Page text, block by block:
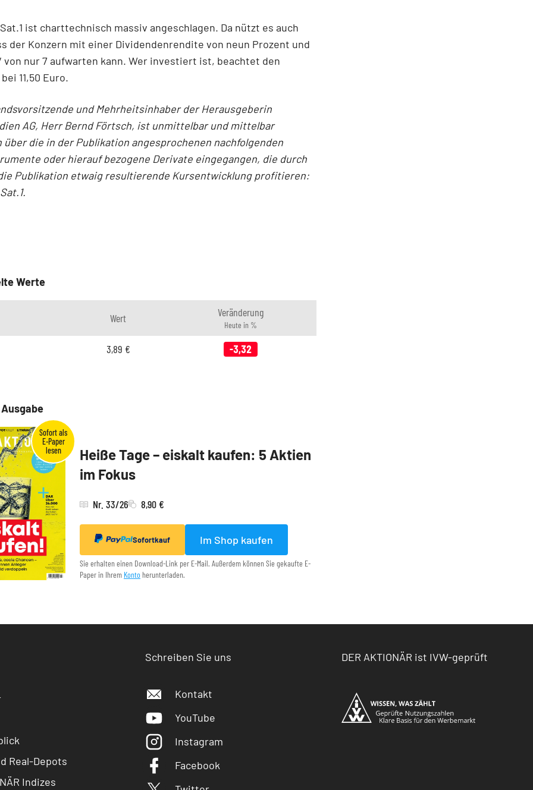
ist charttechnisch massiv angeschlagen. Da nützt es auch
der Konzern mit einer Dividendenrendite von neun Prozent und
von nur 7 aufwarten kann. Wer investiert ist, beachtet den
11,50 Euro.
und Mehrheitsinhaber der Herausgeberin
AG, Herr Bernd Förtsch, ist unmittelbar und mittelbar
die in der Publikation angesprochenen nachfolgenden
oder hierauf bezogene Derivate eingegangen, die durch
Publikation etwaig resultierende Kursentwicklung profitieren:
Werte
Wert Veränderung
Heute in %
3,89 € -3,32
Heiße Tage – eiskalt kaufen: 5 Aktien
im Fokus
Nr. 33/26 8,90 €
Sofortkauf Im Shop kaufen
Sie erhalten einen Download-Link per E-Mail. Außerdem können Sie gekaufte E-
Paper in Ihrem Konto herunterladen.
Real-Depots
Indizes
Schreiben Sie uns
Kontakt
YouTube
Instagram
Facebook
DER AKTIONÄR ist IVW-geprüft